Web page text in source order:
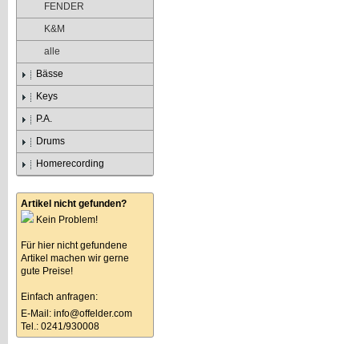
FENDER
K&M
alle
Bässe
Keys
P.A.
Drums
Homerecording
Artikel nicht gefunden?
Kein Problem!
Für hier nicht gefundene
Artikel machen wir gerne
gute Preise!
Einfach anfragen:
E-Mail: info@offelder.com
Tel.: 0241/930008